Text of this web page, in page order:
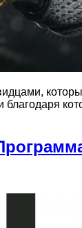
благодаря